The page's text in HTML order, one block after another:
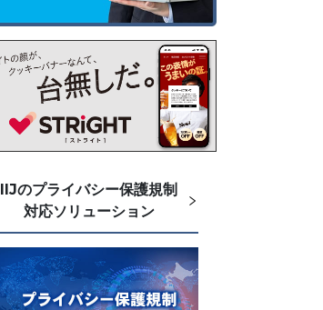
IIJのプライバシー保護規制
対応ソリューション